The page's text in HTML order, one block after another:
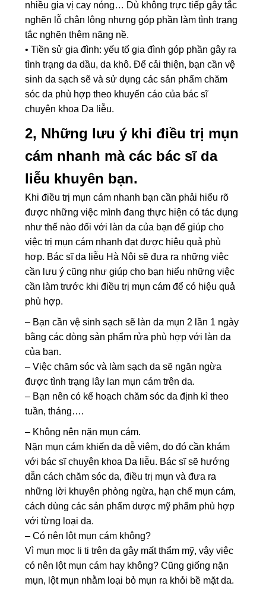
nhiều gia vị cay nóng… Dù không trực tiếp gây tắc
nghẽn lỗ chân lông nhưng góp phần làm tình trạng
tắc nghẽn thêm nặng nề.
• Tiền sử gia đình: yếu tố gia đình góp phần gây ra
tình trạng da dầu, da khô. Để cải thiện, bạn cần vệ
sinh da sạch sẽ và sử dụng các sản phẩm chăm
sóc da phù hợp theo khuyến cáo của bác sĩ
chuyên khoa Da liễu.
2, Những lưu ý khi điều trị mụn
cám nhanh mà các bác sĩ da
liễu khuyên bạn.
Khi điều trị mụn cám nhanh bạn cần phải hiểu rõ
được những việc mình đang thực hiện có tác dụng
như thế nào đối với làn da của bạn để giúp cho
việc trị mụn cám nhanh đạt được hiệu quả phù
hợp. Bác sĩ da liễu Hà Nội sẽ đưa ra những việc
cần lưu ý cũng như giúp cho bạn hiểu những việc
cần làm trước khi điều trị mụn cám để có hiệu quả
phù hợp.
– Bạn cần vệ sinh sạch sẽ làn da mụn 2 lần 1 ngày
bằng các dòng sản phẩm rửa phù hợp với làn da
của bạn.
– Việc chăm sóc và làm sạch da sẽ ngăn ngừa
được tình trạng lây lan mụn cám trên da.
– Bạn nên có kế hoạch chăm sóc da định kì theo
tuần, tháng….
– Không nên nặn mụn cám.
Nặn mụn cám khiến da dễ viêm, do đó cần khám
với bác sĩ chuyên khoa Da liễu. Bác sĩ sẽ hướng
dẫn cách chăm sóc da, điều trị mụn và đưa ra
những lời khuyên phòng ngừa, hạn chế mụn cám,
cách dùng các sản phẩm dược mỹ phẩm phù hợp
với từng loại da.
– Có nên lột mụn cám không?
Vì mụn mọc li ti trên da gây mất thẩm mỹ, vậy việc
có nên lột mụn cám hay không? Cũng giống nặn
mụn, lột mụn nhằm loại bỏ mụn ra khỏi bề mặt da.